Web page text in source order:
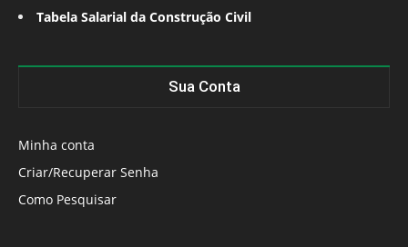
Tabela Salarial da Construção Civil
Sua Conta
Minha conta
Criar/Recuperar Senha
Como Pesquisar